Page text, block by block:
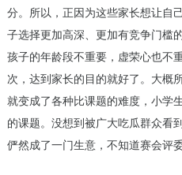
分。所以，正因为这些家长想让自
子选择更加高深、更加有竞争门槛
孩子的年龄段不重要，虚荣心也不
次，达到家长的目的就好了。大概
就变成了各种比课题的难度，小学
的课题。没想到被广大吃瓜群众看
俨然成了一门生意，不知道赛会评